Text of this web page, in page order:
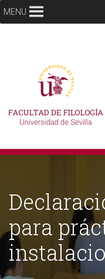
MENU
para